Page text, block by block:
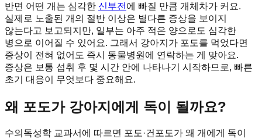
반면 어떤 개는 심각한 신부전 에 빠질 만큼 개체차가 커요.
실제로 노출된 개의 절반 이상은 별다른 증상을 보이지
않는다고 보고되지만, 일부는 아주 적은 양으로도 심각한
병으로 이어질 수 있어요. 그래서 강아지가 포도를 먹었다면
증상이 전혀 없어도 즉시 동물병원에 연락하는 게 맞아요.
증상은 보통 섭취 후 몇 시간 안에 나타나기 시작하므로, 빠른
초기 대응이 무엇보다 중요해요.
왜 포도가 강아지에게 독이 될까요?
수의독성학 교과서에 따르면 포도·건포도가 왜 개에게 독이